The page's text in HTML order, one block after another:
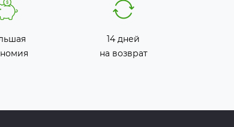
14 дней
на возврат